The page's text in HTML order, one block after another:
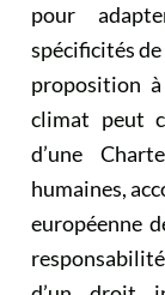
pour
spécificités de
proposition
climat peut
d’une
humaines,
européenne